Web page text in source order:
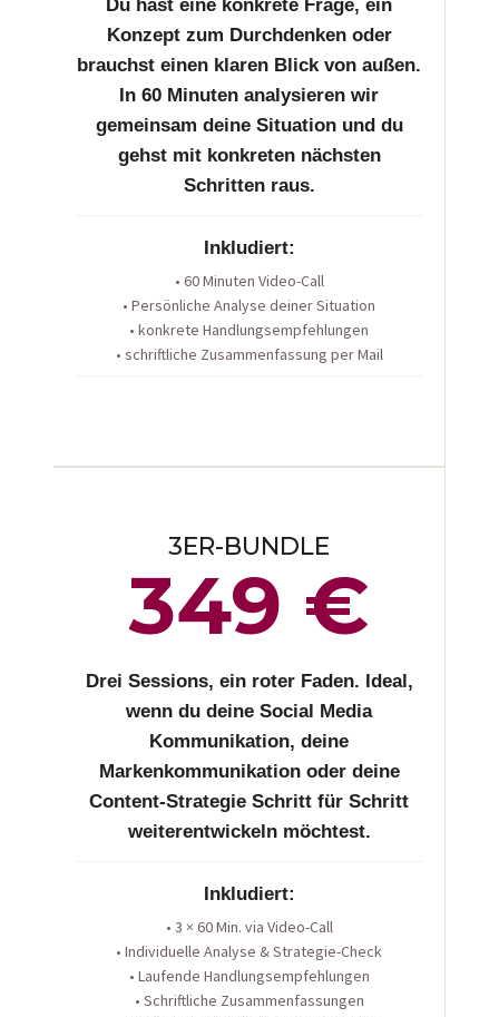
Du hast eine konkrete Frage, ein
Konzept zum Durchdenken oder
brauchst einen klaren Blick von außen.
In 60 Minuten analysieren wir
gemeinsam deine Situation und du
gehst mit konkreten nächsten
Schritten raus.
Inkludiert:
• 60 Minuten Video-Call
• Persönliche Analyse deiner Situation
• konkrete Handlungsempfehlungen
• schriftliche Zusammenfassung per Mail
3ER-BUNDLE
349 €​
Drei Sessions, ein roter Faden. Ideal,
wenn du deine Social Media
Kommunikation, deine
Markenkommunikation oder deine
Content-Strategie Schritt für Schritt
weiterentwickeln möchtest.
Inkludiert:
• 3 × 60 Min. via Video-Call
• Individuelle Analyse & Strategie-Check
• Laufende Handlungsempfehlungen
• Schriftliche Zusammenfassungen